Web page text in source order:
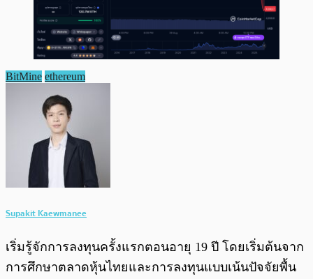
BitMine ethereum
Supakit Kaewmanee
เริ่มรู้จักการลงทุนครั้งแรกตอนอายุ 19 ปี โดยเริ่มต้นจาก
การศึกษาตลาดหุ้นไทยและการลงทุนแบบเน้นปัจจัยพื้น